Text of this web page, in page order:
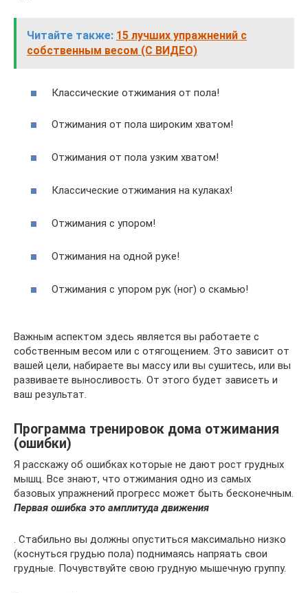
Читайте также: 15 лучших упражнений с
собственным весом (С ВИДЕО)
Классические отжимания от пола!
Отжимания от пола широким хватом!
Отжимания от пола узким хватом!
Классические отжимания на кулаках!
Отжимания с упором!
Отжимания на одной руке!
Отжимания с упором рук (ног) о скамью!
Важным аспектом здесь является вы работаете с
собственным весом или с отягощением. Это зависит от
вашей цели, набираете вы массу или вы сушитесь, или вы
развиваете выносливость. От этого будет зависеть и
ваш результат.
Программа тренировок дома отжимания
(ошибки)
Я расскажу об ошибках которые не дают рост грудных
мышц. Все знают, что отжимания одно из самых
базовых упражнений прогресс может быть бесконечным.
Первая ошибка это амплитуда движения
. Стабильно вы должны опуститься максимально низко
(коснуться грудью пола) поднимаясь напряать свои
грудные. Почувствуйте свою грудную мышечную группу.